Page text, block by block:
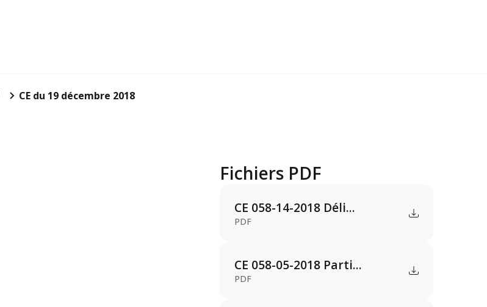
CE du 19 décembre 2018
Fichiers PDF
CE 058-14-2018 Déli...
PDF
CE 058-05-2018 Parti...
PDF